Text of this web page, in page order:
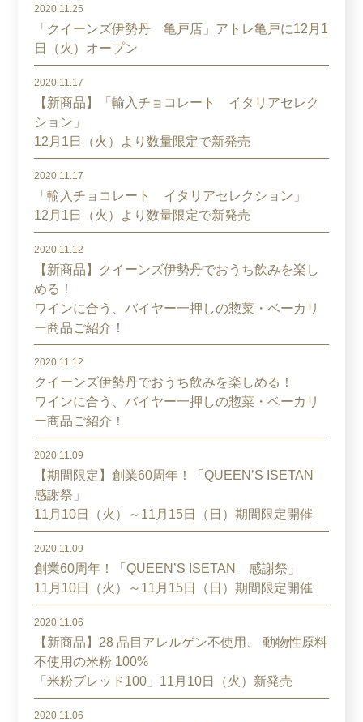
2020.11.25
「クイーンズ伊勢丹 亀戸店」アトレ亀戸に12月1
日（火）オープン
2020.11.17
【新商品】「輸入チョコレート イタリアセレク
ション」
12月1日（火）より数量限定で新発売
2020.11.17
「輸入チョコレート イタリアセレクション」
12月1日（火）より数量限定で新発売
2020.11.12
【新商品】クイーンズ伊勢丹でおうち飲みを楽し
める！
ワインに合う、バイヤー一押しの惣菜・ベーカリ
ー商品ご紹介！
2020.11.12
クイーンズ伊勢丹でおうち飲みを楽しめる！
ワインに合う、バイヤー一押しの惣菜・ベーカリ
ー商品ご紹介！
2020.11.09
【期間限定】創業60周年！「QUEEN’S ISETAN
感謝祭」
11月10日（火）～11月15日（日）期間限定開催
2020.11.09
創業60周年！「QUEEN’S ISETAN 感謝祭」
11月10日（火）～11月15日（日）期間限定開催
2020.11.06
【新商品】28 品目アレルゲン不使用、 動物性原料
不使用の米粉 100%
「米粉ブレッド100」11月10日（火）新発売
2020.11.06